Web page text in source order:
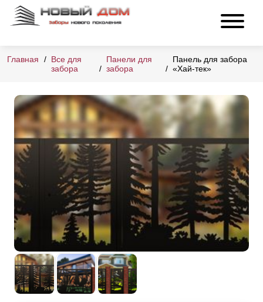
Главная
Все для
забора
Панели для
забора
Панель для забора
«Хай-тек»